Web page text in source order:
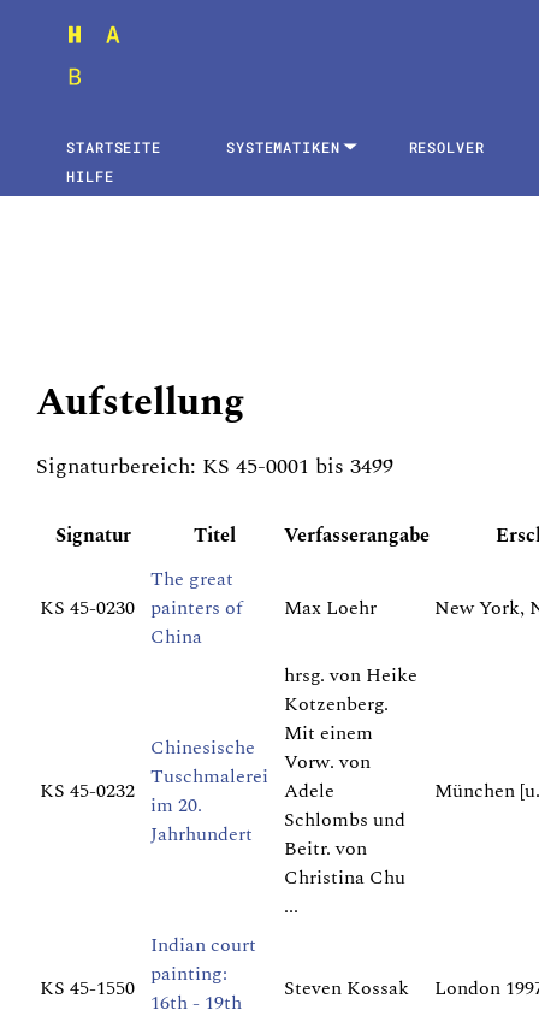
STARTSEITE SYSTEMATIKEN
RESOLVER
HILFE
Aufstellung
Signaturbereich: KS 45-0001 bis 3499
Signatur Titel Verfasserangabe
KS 45-0230
The great
painters of
China
Max Loehr New York,
KS 45-0232
Chinesische
Tuschmalerei
im 20.
Jahrhundert
hrsg. von Heike
Kotzenberg.
Mit einem
Vorw. von
Adele
Schlombs und
Beitr. von
Christina Chu
...
München
KS 45-1550
Indian court
painting:
16th - 19th
Steven Kossak London